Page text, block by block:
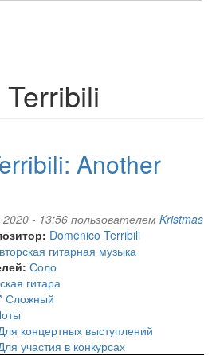
Another
- 13:56 пользователем Kristmas
Domenico Terribili
гитарная музыка
Соло
гитара
Сложный
концертных выступлений
участия в конкурсах